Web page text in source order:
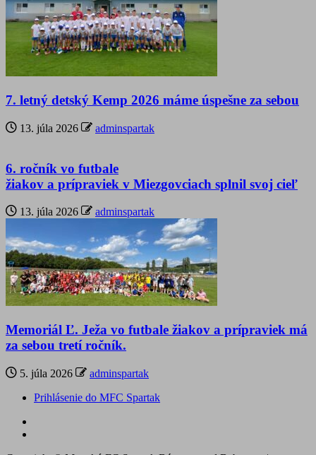
7. letný detský Kemp 2026 máme úspešne za sebou
13. júla 2026 adminspartak
6. ročník vo futbale
žiakov a prípraviek v Miezgovciach splnil svoj cieľ
13. júla 2026 adminspartak
Memoriál Ľ. Ježa vo futbale žiakov a prípraviek má
za sebou tretí ročník.
5. júla 2026
adminspartak
Prihlásenie do MFC Spartak